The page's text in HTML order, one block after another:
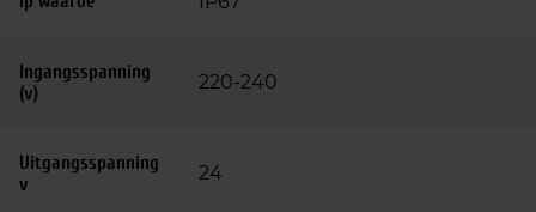
Ingangsspanning
(v)
220-240
Uitgangsspanning
v
24